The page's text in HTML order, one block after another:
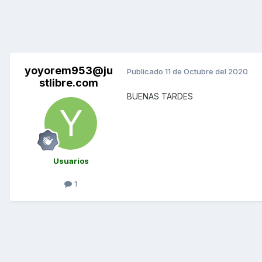
yoyorem953@ju
stlibre.com
Usuarios
1
Publicado 11 de Octubre del 2020
BUENAS TARDES